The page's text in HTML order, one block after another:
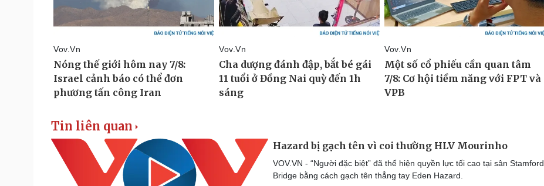
Tin liên quan
Hazard bị gạch tên vì coi thường HLV Mourinho
VOV.VN - “Người đặc biệt” đã thể hiện quyền lực tối cao tại sân Stamford
Bridge bằng cách gạch tên thẳng tay Eden Hazard.